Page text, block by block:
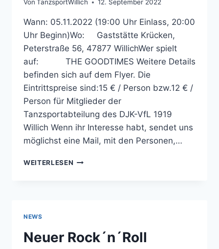
Von TanzsportWillich 12. September 2022
Wann: 05.11.2022 (19:00 Uhr Einlass, 20:00
Uhr Beginn)Wo: Gaststätte Krücken,
Peterstraße 56, 47877 WillichWer spielt
auf: THE GOODTIMES Weitere Details
befinden sich auf dem Flyer. Die
Eintrittspreise sind:15 € / Person bzw.12 € /
Person für Mitglieder der
Tanzsportabteilung des DJK-VfL 1919
Willich Wenn ihr Interesse habt, sendet uns
möglichst eine Mail, mit den Personen,…
WEITERLESEN ROCK
NEWS
Neuer Rock´n´Roll